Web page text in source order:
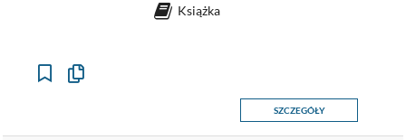
Książka
Kopiuj
SZCZEGÓŁY